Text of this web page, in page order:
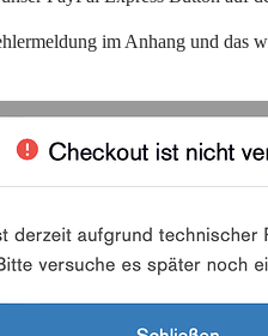
im Anhang und das